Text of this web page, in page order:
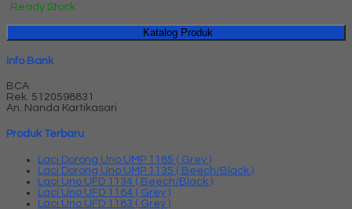
Ready Stock
Katalog Produk
Info Bank
BCA
Rek. 5120598831
An. Nanda Kartikasari
Produk Terbaru
Laci Dorong Uno UMP 1185 ( Grey )
Laci Dorong Uno UMP 1135 ( Beech/Black )
Laci Uno UFD 1134 ( Beech/Black )
Laci Uno UFD 1184 ( Grey )
Laci Uno UFD 1183 ( Grey )